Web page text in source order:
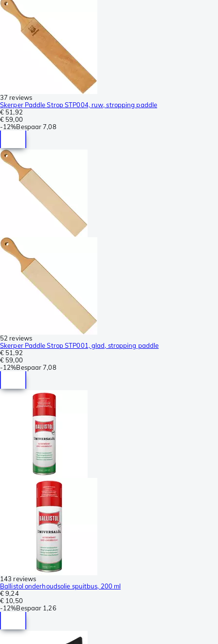
37 reviews
Skerper Paddle Strop STP004, ruw, stropping paddle
€ 51,92
€ 59,00
-12%Bespaar 7,08
52 reviews
Skerper Paddle Strop STP001, glad, stropping paddle
€ 51,92
€ 59,00
-12%Bespaar 7,08
143 reviews
Ballistol onderhoudsolie spuitbus, 200 ml
€ 9,24
€ 10,50
-12%Bespaar 1,26